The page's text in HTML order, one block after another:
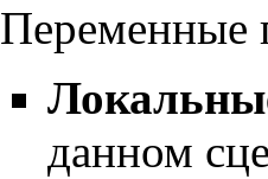
Переменные
данном